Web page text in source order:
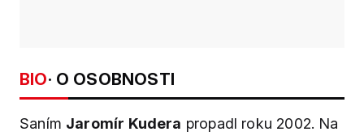
BIO· O OSOBNOSTI
Saním Jaromír Kudera propadl roku 2002. Na